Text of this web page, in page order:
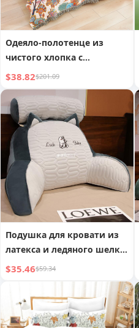
Одеяло-полотенце из
чистого хлопка с
цветочным языком,
тканое, с кисточками
$38.82$201.09
Подушка для кровати из
латекса и ледяного шелка,
подушка для дивана
$35.46$59.34